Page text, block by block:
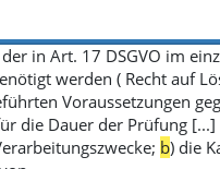
in Art. 17 DSGVO im
werden ( Recht auf
Voraussetzungen
die Dauer der Prüfung
b) die